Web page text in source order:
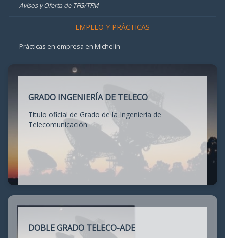
Avisos y Oferta de TFG/TFM
EMPLEO Y PRÁCTICAS
Prácticas en empresa en Michelin
GRADO INGENIERÍA DE TELECO
Título oficial de Grado de la Ingeniería de
Telecomunicación
DOBLE GRADO TELECO-ADE